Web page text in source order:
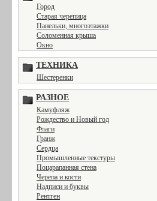
Город
Старая черепица
Панельки, многоэтажки
Соломенная крыша
Окно
ТЕХНИКА
Шестеренки
РАЗНОЕ
Камуфляж
Рождество и Новый год
Флаги
Гранж
Сердца
Промышленные текстуры
Поцарапанная стена
Черепа и кости
Надписи и буквы
Рентген